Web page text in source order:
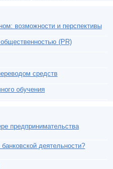
возможности и перспективы
(PR)
средств
обучения
предпринимательства
деятельности?